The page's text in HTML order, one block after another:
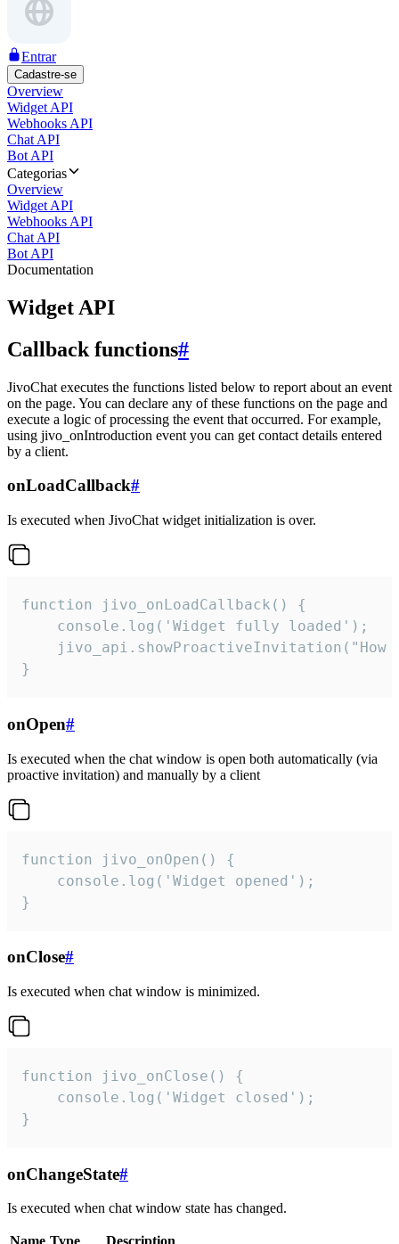
Entrar
Cadastre-se
Overview
Widget API
Webhooks API
Chat API
Bot API
Categorias
Overview
Widget API
Webhooks API
Chat API
Bot API
Documentation
Widget API
Callback functions#
JivoChat executes the functions listed below to report about an event
on the page. You can declare any of these functions on the page and
execute a logic of processing the event that occurred. For example,
using jivo_onIntroduction event you can get contact details entered
by a client.
onLoadCallback#
Is executed when JivoChat widget initialization is over.
function jivo_onLoadCallback() {
    console.log('Widget fully loaded');
jivo_api.showProactiveInvitation("How
}
onOpen#
Is executed when the chat window is open both automatically (via
proactive invitation) and manually by a client
function jivo_onOpen() {
    console.log('Widget opened');
}
onClose#
Is executed when chat window is minimized.
function jivo_onClose() {
    console.log('Widget closed');
}
onChangeState#
Is executed when chat window state has changed.